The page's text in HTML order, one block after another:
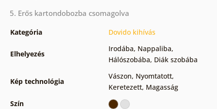
5. Erős kartondobozba csomagolva
Kategória Dovido kihívás
Elhelyezés
Irodába, Nappaliba,
Hálószobába, Diák szobába
Kép technológia
Vászon, Nyomtatott,
Keretezett, Magasság
Szín